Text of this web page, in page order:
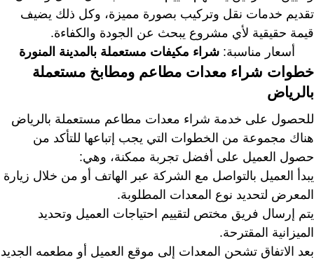
تقديم خدمات نقل وتركيب بصورة مميزة، وكل ذلك يضيف
قيمة حقيقية لأي مشروع يبحث عن الجودة والكفاءة.
أسعار مناسبة: شراء مكيفات مستعملة بالمدينة المنورة
خطوات شراء معدات مطاعم ومطابخ مستعملة
بالرياض
للحصول على خدمة شراء معدات مطاعم مستعملة بالرياض
هناك مجموعة من الخطوات التي يجب إتباعها للتأكد من
حصول العميل على أفضل تجربة ممكنة، وهي:
يبدأ العميل بالتواصل مع الشركة عبر الهاتف أو من خلال زيارة
المعرض لتحديد نوع المعدات المطلوبة.
يتم إرسال فريق مختص لتقييم احتياجات العميل وتحديد
الميزانية المقترحة.
بعد الاتفاق تشحن المعدات إلى موقع العميل أو مطعمه الجديد